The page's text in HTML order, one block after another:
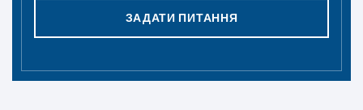
ЗАДАТИ ПИТАННЯ